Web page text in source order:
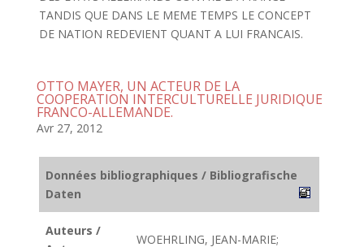
TANDIS QUE DANS LE MEME TEMPS LE CONCEPT
DE NATION REDEVIENT QUANT A LUI FRANCAIS.
OTTO MAYER, UN ACTEUR DE LA
COOPERATION INTERCULTURELLE JURIDIQUE
FRANCO-ALLEMANDE.
Avr 27, 2012
Données bibliographiques / Bibliografische
Daten
Auteurs /
WOEHRLING, JEAN-MARIE;